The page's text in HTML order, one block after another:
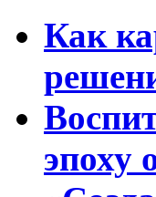
Как
эпоху